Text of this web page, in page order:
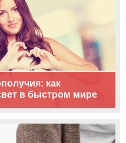
как
в быстром мире